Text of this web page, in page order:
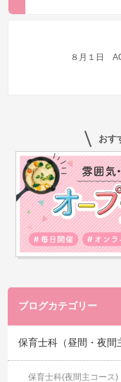
８月１日
おす
ブログカテゴリー
保育士科（昼間・夜間
保育士科(夜間主コース)